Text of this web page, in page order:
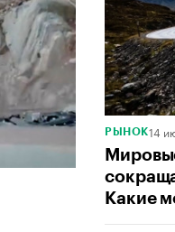
РЫНОК14
Какие